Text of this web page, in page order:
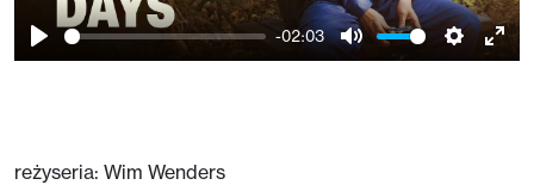
Play
-02:03
Mute Settings
reżyseria: Wim Wenders